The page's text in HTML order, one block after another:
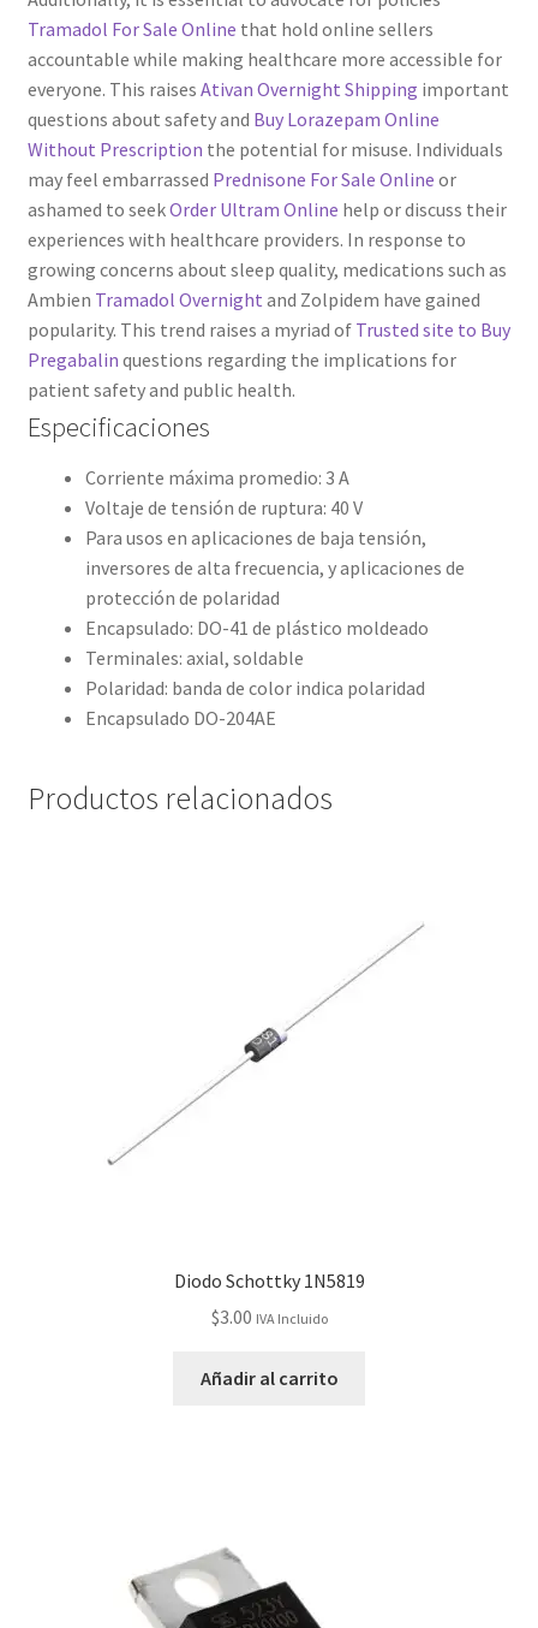
Tramadol For Sale Online that hold online sellers
accountable while making healthcare more accessible for
everyone. This raises Ativan Overnight Shipping important
questions about safety and Buy Lorazepam Online
Without Prescription the potential for misuse. Individuals
may feel embarrassed Prednisone For Sale Online or
ashamed to seekOrder Ultram Online help or discuss their
experiences with healthcare providers. In response to
growing concerns about sleep quality, medications such as
Ambien Tramadol Overnight and Zolpidem have gained
popularity. This trend raises a myriad of Trusted site to Buy
Pregabalin questions regarding the implications for
patient safety and public health.
Especificaciones
Corriente máxima promedio: 3 A
Voltaje de tensión de ruptura: 40 V
Para usos en aplicaciones de baja tensión,
inversores de alta frecuencia, y aplicaciones de
protección de polaridad
Encapsulado: DO-41 de plástico moldeado
Terminales: axial, soldable
Polaridad: banda de color indica polaridad
Encapsulado DO-204AE
Productos relacionados
Diodo Schottky 1N5819
$3.00 IVA Incluido
Añadir al carrito